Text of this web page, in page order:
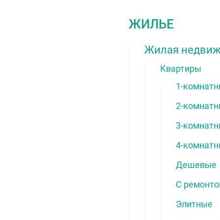
ЖИЛЬЕ
Жилая
Квартиры
1-
2-
3-
4-
Дешевые
С
Элитные